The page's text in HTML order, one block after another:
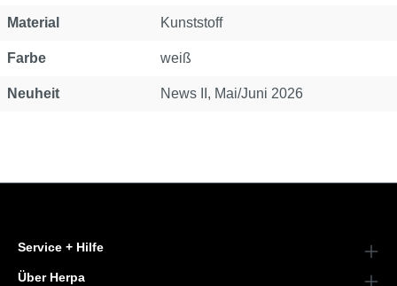
Material Kunststoff
Farbe weiß
Neuheit News II, Mai/Juni 2026
Service + Hilfe
Über Herpa